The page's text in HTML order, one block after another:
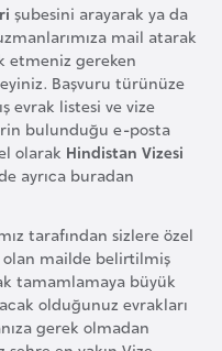
şubesini arayarak ya da
mail atarak
etmeniz gereken
Başvuru türünüze
evrak listesi ve vize
bulunduğu e-posta
olarak Hindistan Vizesi
ayrıca buradan
tarafından sizlere özel
mailde belirtilmiş
tamamlamaya büyük
olduğunuz evrakları
gerek olmadan